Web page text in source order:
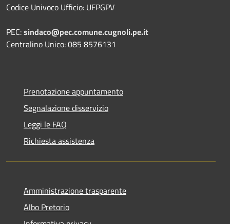
Codice Univoco Ufficio: UFPGPV
PEC:sindaco@pec.comune.cugnoli.pe.it
Centralino Unico: 085 8576131
Prenotazione appuntamento
Segnalazione disservizio
Leggi le FAQ
Richiesta assistenza
Amministrazione trasparente
Albo Pretorio